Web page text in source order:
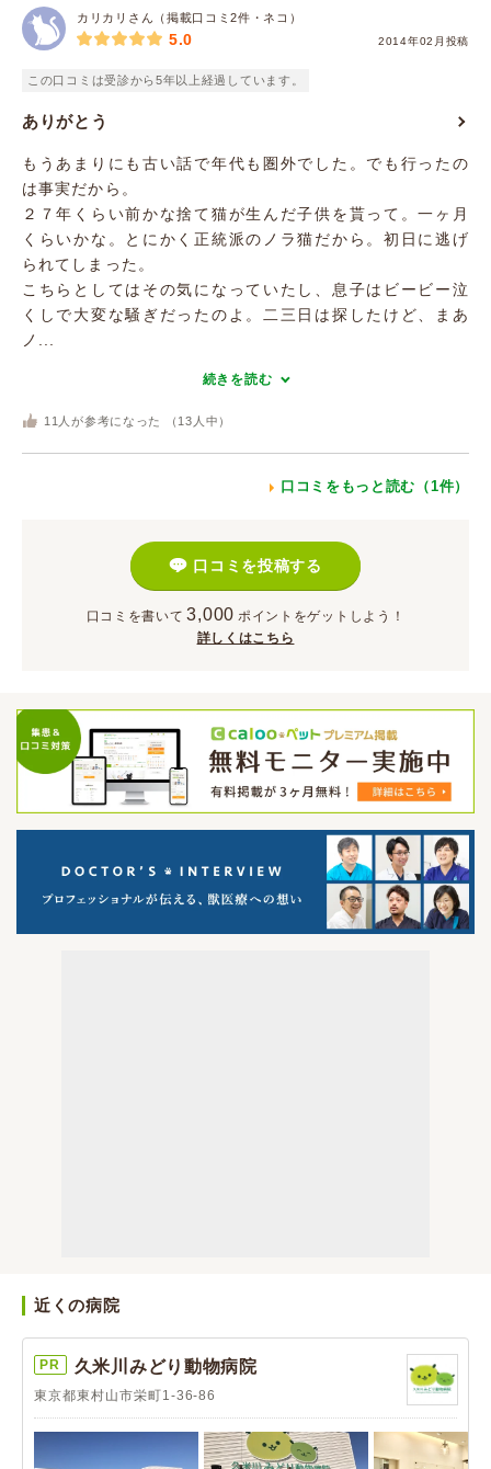
カリカリさん（掲載口コミ2件・ネコ）
2014年02月投稿
5.0
この口コミは受診から5年以上経過しています。
ありがとう
もうあまりにも古い話で年代も圏外でした。でも行ったの
は事実だから。
２７年くらい前かな捨て猫が生んだ子供を貰って。一ヶ月
くらいかな。とにかく正統派のノラ猫だから。初日に逃げ
られてしまった。
こちらとしてはその気になっていたし、息子はビービー泣
くしで大変な騒ぎだったのよ。二三日は探したけど、まあ
ノ...
続きを読む
11 人が参考になった （ 13 人中）
口コミをもっと読む（1件）
口コミを投稿する
口コミを書いて 3,000 ポイント をゲットしよう！
詳しくはこちら
近くの病院
PR 久米川みどり動物病院
東京都東村山市栄町1-36-86